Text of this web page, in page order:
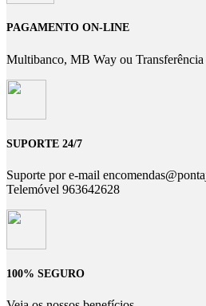
PAGAMENTO ON-LINE
Multibanco, MB Way ou Transferência
SUPORTE 24/7
Suporte por e-mail
Telemóvel 963642628
100% SEGURO